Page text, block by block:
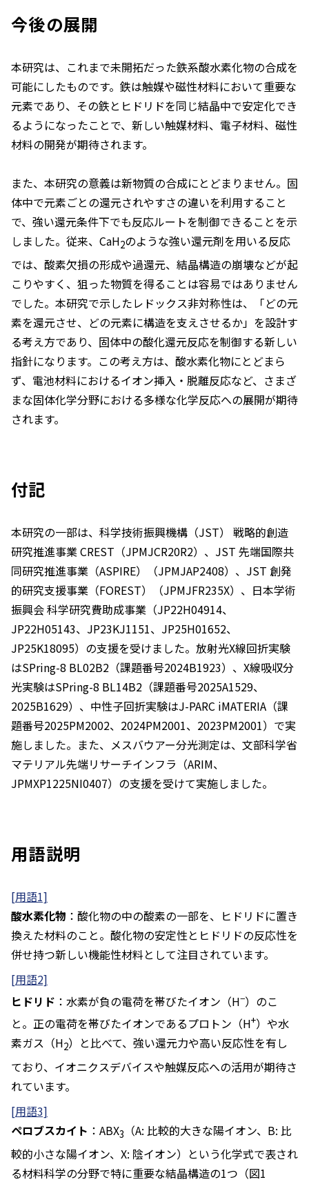
今後の展開
本研究は、これまで未開拓だった鉄系酸水素化物の合成を
可能にしたものです。鉄は触媒や磁性材料において重要な
元素であり、その鉄とヒドリドを同じ結晶中で安定化でき
るようになったことで、新しい触媒材料、電子材料、磁性
材料の開発が期待されます。
また、本研究の意義は新物質の合成にとどまりません。固
体中で元素ごとの還元されやすさの違いを利用すること
で、強い還元条件下でも反応ルートを制御できることを示
しました。従来、CaH2のような強い還元剤を用いる反応
では、酸素欠損の形成や過還元、結晶構造の崩壊などが起
こりやすく、狙った物質を得ることは容易ではありません
でした。本研究で示したレドックス非対称性は、「どの元
素を還元させ、どの元素に構造を支えさせるか」を設計す
る考え方であり、固体中の酸化還元反応を制御する新しい
指針になります。この考え方は、酸水素化物にとどまら
ず、電池材料におけるイオン挿入・脱離反応など、さまざ
まな固体化学分野における多様な化学反応への展開が期待
されます。
付記
本研究の一部は、科学技術振興機構（JST） 戦略的創造
研究推進事業 CREST（JPMJCR20R2）、JST 先端国際共
同研究推進事業（ASPIRE）（JPMJAP2408）、JST 創発
的研究支援事業（FOREST）（JPMJFR235X）、日本学術
振興会 科学研究費助成事業（JP22H04914、
JP22H05143、JP23KJ1151、JP25H01652、
JP25K18095）の支援を受けました。放射光X線回折実験
はSPring-8 BL02B2（課題番号2024B1923）、X線吸収分
光実験はSPring-8 BL14B2（課題番号2025A1529、
2025B1629）、中性子回折実験はJ-PARC iMATERIA（課
題番号2025PM2002、2024PM2001、2023PM2001）で実
施しました。また、メスバウアー分光測定は、文部科学省
マテリアル先端リサーチインフラ（ARIM、
JPMXP1225NI0407）の支援を受けて実施しました。
用語説明
[用語1]
酸水素化物 ：酸化物の中の酸素の一部を、ヒドリドに置き
換えた材料のこと。酸化物の安定性とヒドリドの反応性を
併せ持つ新しい機能性材料として注目されています。
[用語2]
ヒドリド ：水素が負の電荷を帯びたイオン（H−）のこ
と。正の電荷を帯びたイオンであるプロトン（H+）や水
素ガス（H2）と比べて、強い還元力や高い反応性を有し
ており、イオニクスデバイスや触媒反応への活用が期待さ
れています。
[用語3]
ペロブスカイト ：ABX3
（A: 比較的大きな陽イオン、B: 比
較的小さな陽イオン、X: 陰イオン）という化学式で表され
る材料科学の分野で特に重要な結晶構造の1つ（図1